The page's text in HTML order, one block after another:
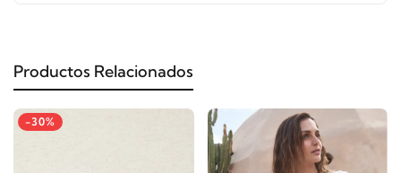
Productos Relacionados
-30%